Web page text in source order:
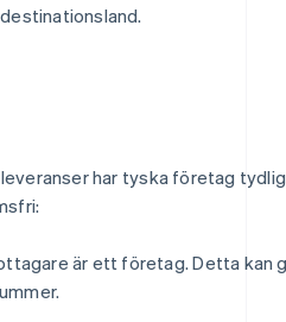
har tyska företag
är ett företag. Detta kan